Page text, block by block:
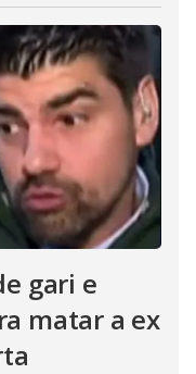
gari e
matar a ex